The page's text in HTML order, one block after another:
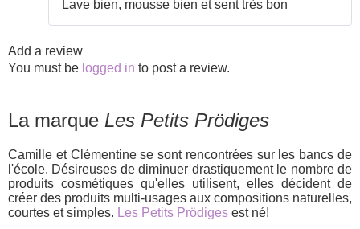
Lave bien, mousse bien et sent très bon
Add a review
You must be logged in to post a review.
La marque Les Petits Prödiges
Camille et Clémentine se sont rencontrées sur les bancs de
l'école. Désireuses de diminuer drastiquement le nombre de
produits cosmétiques qu'elles utilisent, elles décident de
créer des produits multi-usages aux compositions naturelles,
courtes et simples. Les Petits Prödiges est né!